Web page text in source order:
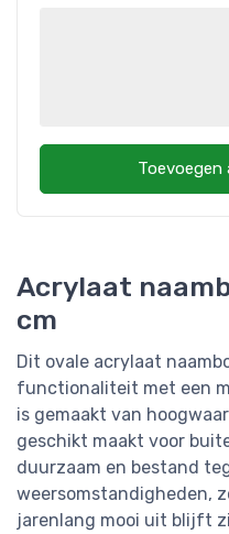
Acrylaat
cm
Dit ovale acrylaat
functionaliteit met een
is gemaakt van
geschikt maakt voor
duurzaam en bestand
weersomstandigheden,
jarenlang mooi uit blijft
Toevoegen